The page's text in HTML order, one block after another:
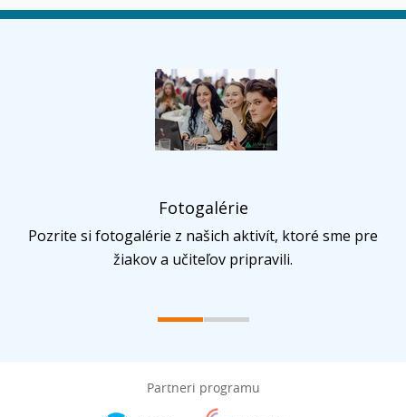
Fotogalérie
Pozrite si fotogalérie z našich aktivít, ktoré sme pre
žiakov a učiteľov pripravili.
Partneri programu